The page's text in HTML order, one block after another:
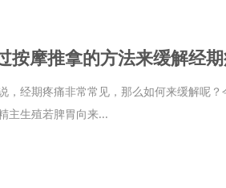
按摩推拿的方法来缓解经
，经期疼痛非常常见，那么如何来缓解呢
主生殖若脾胃向来...